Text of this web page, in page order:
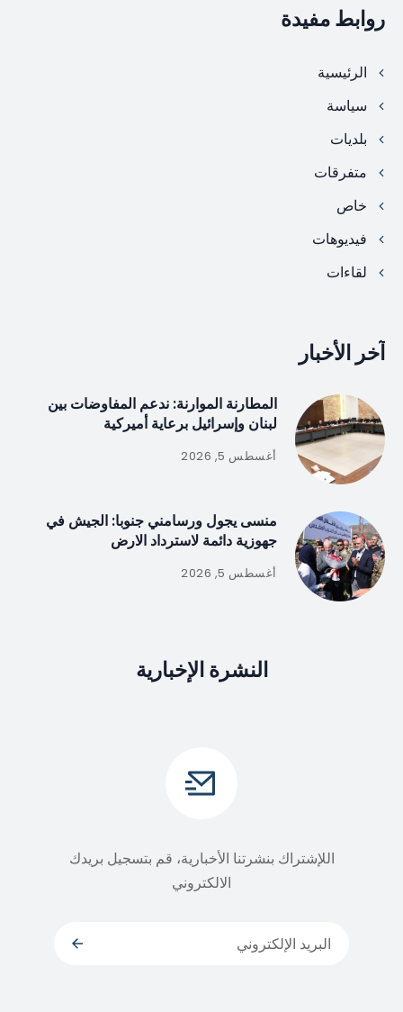
روابط مفيدة
الرئيسية
سياسة
بلديات
متفرقات
خاص
فيديوهات
لقاءات
آخر الأخبار
المطارنة الموارنة: ندعم المفاوضات بين
لبنان وإسرائيل برعاية أميركية
أغسطس 5, 2026
منسى يجول ورسامني جنوبا: الجيش في
جهوزية دائمة لاسترداد الارض
أغسطس 5, 2026
النشرة الإخبارية
اللإشتراك بنشرتنا الأخبارية، قم بتسجيل بريدك
الالكتروني